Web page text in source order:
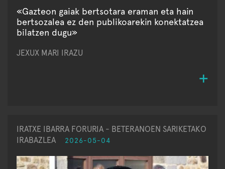
«Gazteon gaiak bertsotara eraman eta hain
bertsozalea ez den publikoarekin konektatzea
bilatzen dugu»
JEXUX MARI IRAZU
IRATXE IBARRA FORURIA - BETERANOEN SARIKETAKO
IRABAZLEA
2026-05-04